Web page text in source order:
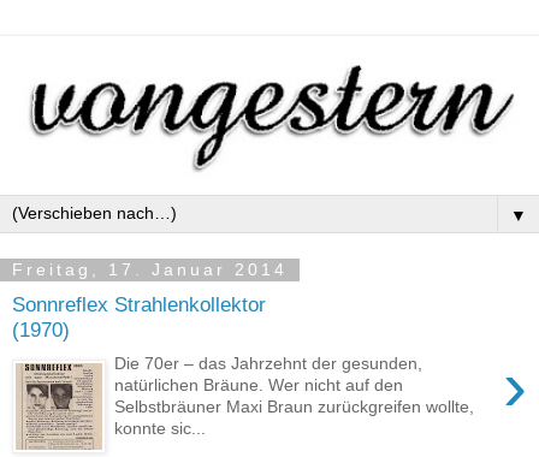
▼
Freitag, 17. Januar 2014
Sonnreflex Strahlenkollektor
(1970)
›
Die 70er – das Jahrzehnt der gesunden,
natürlichen Bräune. Wer nicht auf den
Selbstbräuner Maxi Braun zurückgreifen wollte,
konnte sic...